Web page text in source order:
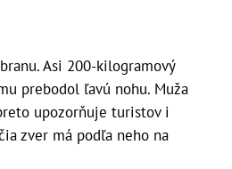
Asi 200-kilogramový
prebodol ľavú nohu. Muža
upozorňuje turistov i
zver má podľa neho na